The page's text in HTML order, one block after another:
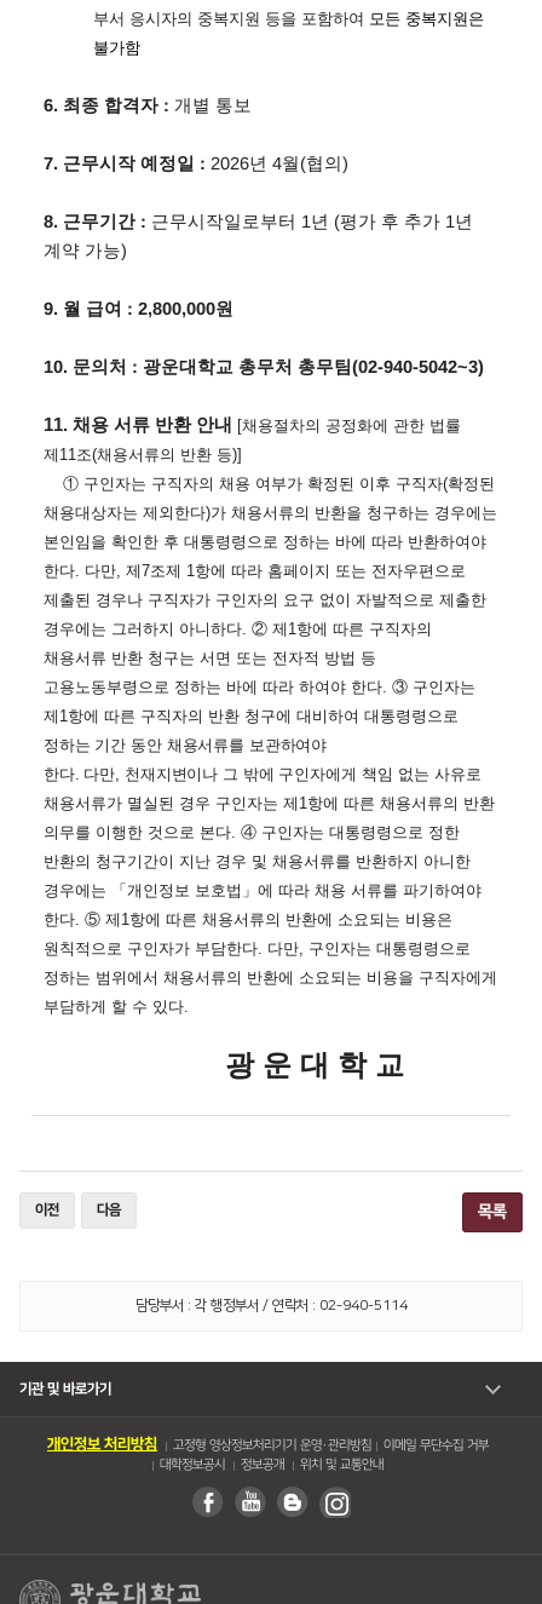
부서 응시자의 중복지원 등을 포함하여 모든 중복지원은
불가함
6. 최종 합격자 : 개별 통보
7. 근무시작 예정일 : 2026년 4월 (협의)
8. 근무기간 : 근무시작일로부터 1 년 (평가 후 추가 1 년
계약 가능)
9. 월 급여 : 2,800,000원
10. 문의처 : 광운대학교 총무처 총무팀(02-940-5042~3)
11. 채용 서류 반환 안내 [채용절차의 공정화에 관한 법률
제 11 조(채용서류의 반환 등)]
① 구인자는 구직자의 채용 여부가 확정된 이후 구직자(확정된
채용대상자는 제외한다)가 채용서류의 반환을 청구하는 경우에는
본인임을 확인한 후 대통령령으로 정하는 바에 따라 반환하여야
한다 다만 제7조제 1 항에 따라 홈페이지 또는 전자우편으로
제출된 경우나 구직자가 구인자의 요구 없이 자발적으로 제출한
경우에는 그러하지 아니하다 ② 제 1 항에 따른 구직자의
채용서류 반환 청구는 서면 또는 전자적 방법 등
고용노동부령으로 정하는 바에 따라 하여야 한다 ③ 구인자는
제 1 항에 따른 구직자의 반환 청구에 대비하여 대통령령 으로
정하는 기간 동안 채용서류를 보관하여야
한다. 다만 천재지변이나 그 밖에 구인자에 게 책임 없는 사유로
채용서류가 멸실된 경우 구인자는 제 1 항에 따른 채용서류의 반환
의무를 이행한 것으로 본다 ④ 구인자는 대통령령으로 정한
반환의 청구기간이 지난 경우 및 채용서류를 반환하지 아니한
경우에는
「개인정보 보호법 」 에 따라 채용 서류를 파기하여야
한다 ⑤ 제 1 항에 따른 채용서류의 반환에 소요되는 비용은
원칙적으로 구인자가 부담한다 다만 구인자는 대통령령으로
정하는 범위에서 채용서류의 반환에 소요되는 비용을 구직자에게
부담하게 할 수 있다
광 운 대 학 교
이전 다음 목록
담당부서 : 각 행정부서 / 연락처 : 02-940-5114
기관 및 바로가기
개인정보 처리방침 고정형 영상정보처리기기 운영・관리방침
이메일 무단수집 거부
대학정보공시
정보공개 위치 및 교통안내